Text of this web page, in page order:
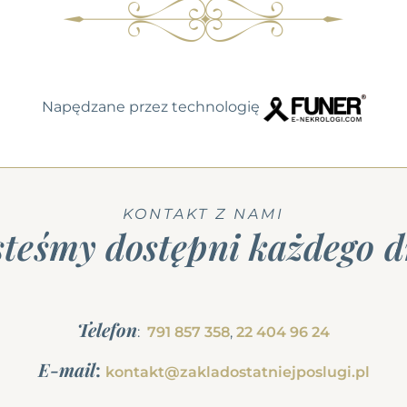
Napędzane przez technologię
KONTAKT Z NAMI
dostępni każdego
Telefon: 791 857 358, 22 404 96 24
E-mail: kontakt@zakladostatniejposlugi.pl